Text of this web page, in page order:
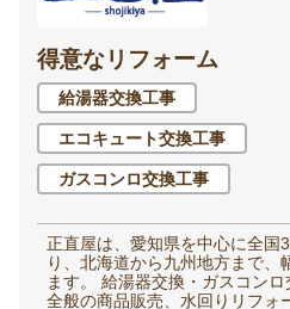
得意なリフォーム
給湯器交換工事
エコキュート交換工事
ガスコンロ交換工事
正直屋は、愛知県を中心に全国
り、北海道から九州地方まで、
ます。 給湯器交換・ガスコン
全般の商品販売、水回りリフォ